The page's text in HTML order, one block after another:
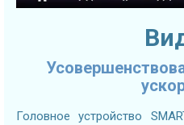
Головное устройство